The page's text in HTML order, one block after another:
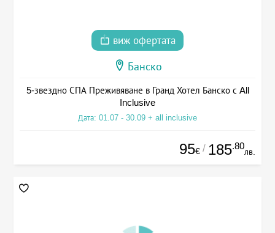
виж офертата
Банско
5-звездно СПА Преживяване в Гранд Хотел Банско с All
Inclusive
Дата: 01.07 - 30.09 + all inclusive
95€ / 185.80
лв.